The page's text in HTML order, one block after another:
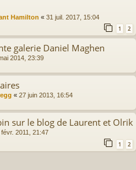
Hamilton « 31 juil. 2017, 15:04
1 2
galerie Daniel Maghen
2014, 23:39
« 27 juin 2013, 16:54
sur le blog de Laurent et Olrik
févr. 2011, 21:47
1 2